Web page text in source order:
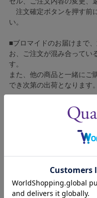
注文確定ボタンを押す前
い。
■ブロマイドのお届けまで
お、ご注文が混み合ってい
す。
また、他の商品と一緒にご
でき次第の出荷となります
■コンビニ決済をご利用の
■ブロマイドの個包装はし
■ブロマイドに不良がござ
で、お手数ですが弊社カス
1311013-025